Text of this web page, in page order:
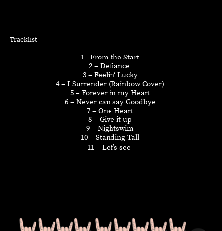
Tracklist
1– From the Start
2 – Defiance
3 – Feelin‘ Lucky
4 – I Surrender (Rainbow Cover)
5 – Forever in my Heart
6 – Never can say Goodbye
7 – One Heart
8 – Give it up
9 – Nightswim
10 – Standing Tall
11 – Let’s see